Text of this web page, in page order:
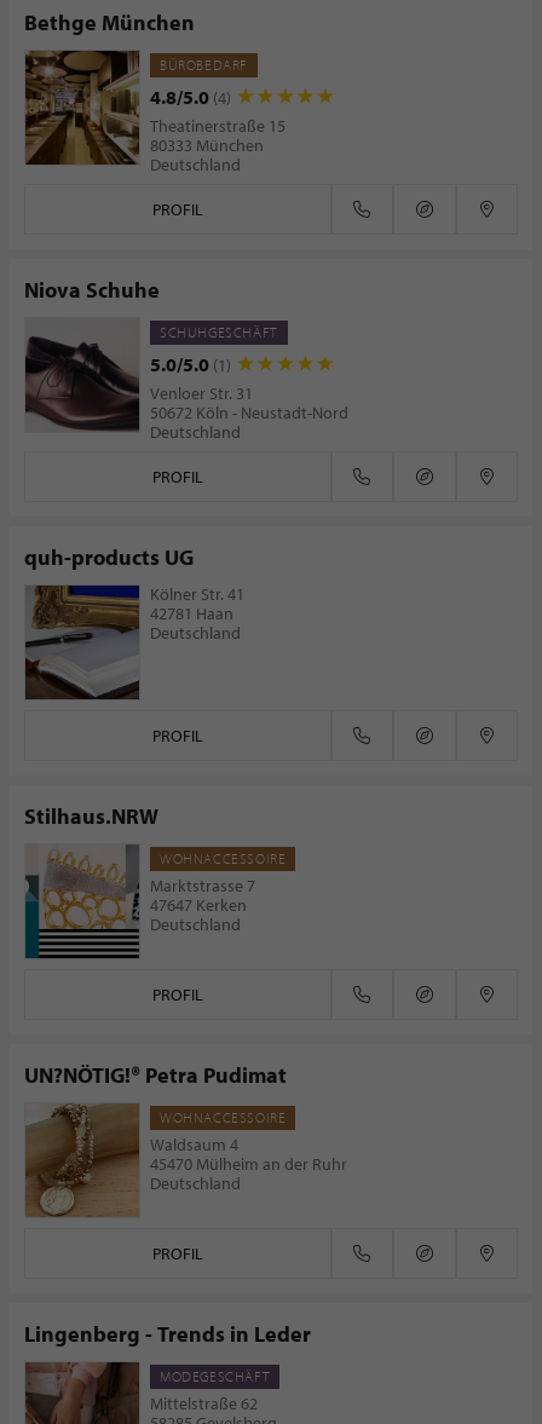
Bethge München
BÜROBEDARF
4.8/5.0 (4)
Theatinerstraße 15
80333 München
Deutschland
PROFIL
Niova Schuhe
SCHUHGESCHÄFT
5.0/5.0 (1)
Venloer Str. 31
50672 Köln - Neustadt-Nord
Deutschland
PROFIL
quh-products UG
Kölner Str. 41
42781 Haan
Deutschland
PROFIL
Stilhaus.NRW
WOHNACCESSOIRE
Marktstrasse 7
47647 Kerken
Deutschland
PROFIL
UN?NÖTIG!® Petra Pudimat
WOHNACCESSOIRE
Waldsaum 4
45470 Mülheim an der Ruhr
Deutschland
PROFIL
Lingenberg - Trends in Leder
MODEGESCHÄFT
Mittelstraße 62